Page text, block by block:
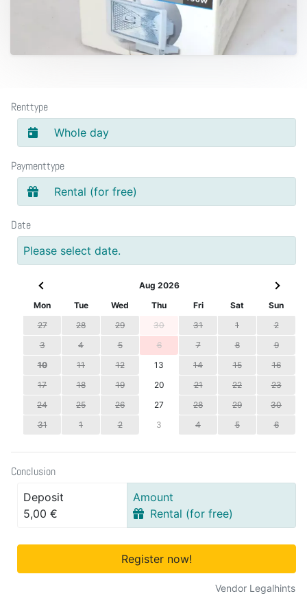
Renttype
Whole day
Paymenttype
Rental (for free)
Date
Please select date.
Aug 2026
Mon
Tue Wed Thu Fri Sat
Sun
27
28 29 30 31 1
2
3
4 5 6 7 8
9
10
11 12 13 14 15
16
17
18 19 20 21 22
23
24
25 26 27 28 29
30
31
1 2 3 4 5 6
Conclusion
Deposit
5,00 €
Amount
Rental (for free)
Register now!
Vendor Legalhints